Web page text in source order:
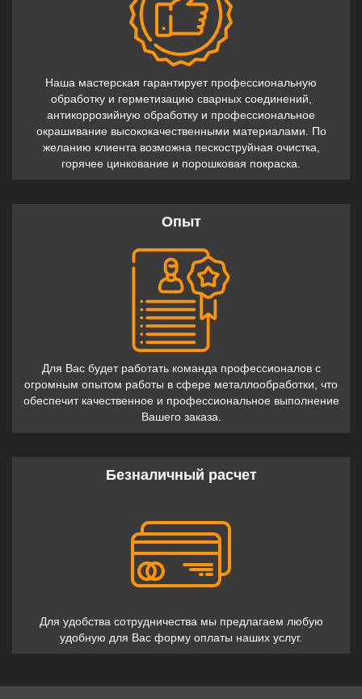
Наша мастерская гарантирует профессиональную
обработку и герметизацию сварных соединений,
антикоррозийную обработку и профессиональное
окрашивание высококачественными материалами. По
желанию клиента возможна пескоструйная очистка,
горячее цинкование и порошковая покраска.
Опыт
Для Вас будет работать команда профессионалов с
огромным опытом работы в сфере металлообработки, что
обеспечит качественное и профессиональное выполнение
Вашего заказа.
Безналичный расчет
Для удобства сотрудничества мы предлагаем любую
удобную для Вас форму оплаты наших услуг.